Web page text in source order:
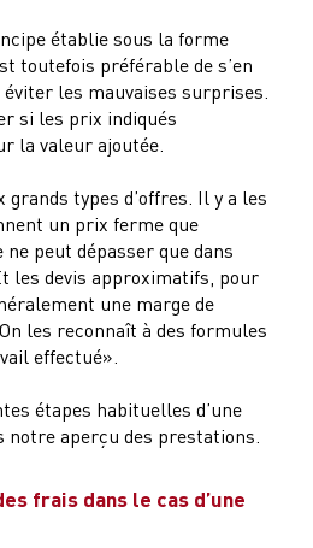
établie sous la forme
toutefois préférable de s’en
les mauvaises surprises.
si les prix indiqués
la valeur ajoutée.
types d’offres. Il y a les
un prix ferme que
peut dépasser que dans
les devis approximatifs, pour
une marge de
les reconnaît à des formules
effectué».
étapes habituelles d’une
notre aperçu des prestations.
frais dans le cas d’une